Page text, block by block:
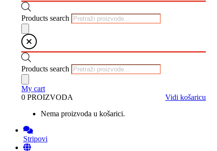
Products search
Products search
My cart
0 PROIZVODA
Vidi košaricu
Nema proizvoda u košarici.
Stripovi